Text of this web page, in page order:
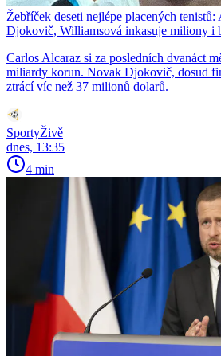
Žebříček deseti nejlépe placených
Djokovič, Williamsová inkasuje miliony i
Carlos Alcaraz si za posledních dvanáct
miliardy korun. Novak Djokovič, dosud
ztrácí víc než 37 milionů dolarů.
SportyŽivě
dnes, 13:35
4 min